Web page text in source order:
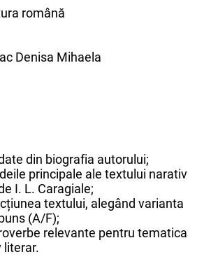
română
Denisa Mihaela
din biografia autorului;
principale ale textului narativ
I. L. Caragiale;
textului, alegând varianta
(A/F);
relevante pentru tematica
literar.